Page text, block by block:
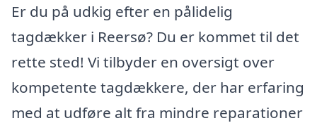
Er du på udkig efter en pålidelig
tagdækker i Reersø? Du er kommet til det
rette sted! Vi tilbyder en oversigt over
kompetente tagdækkere, der har erfaring
med at udføre alt fra mindre reparationer